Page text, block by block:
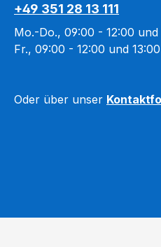
+49 351 28 13 111
Mo.-Do., 09:00 - 12:00
Fr., 09:00 - 12:00 und
Oder über unser